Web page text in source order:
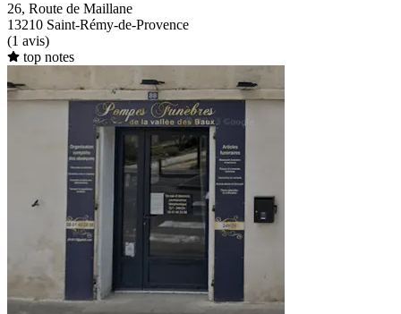
26, Route de Maillane
13210 Saint-Rémy-de-Provence
(1 avis)
top notes